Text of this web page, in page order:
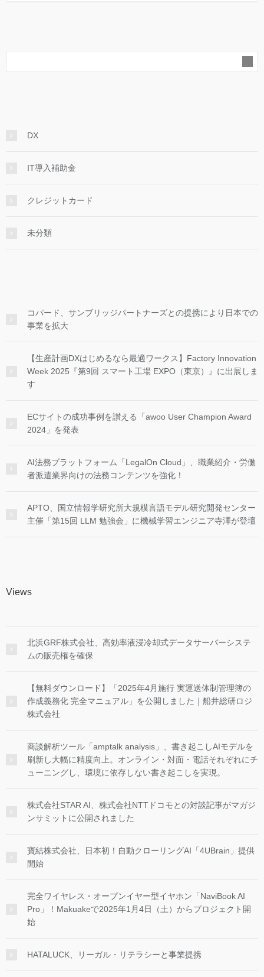
DX
IT導入補助金
クレジットカード
未分類
コパード、サンブリッジパートナーズとの提携により日本での
事業を拡大
【生産計画DXはじめるなら最適ワークス】Factory Innovation
Week 2025『第9回 スマート工場 EXPO（東京）』に出展しま
す
ECサイトの成功事例を讃える「awoo User Champion Award
2024」を発表
AI法務プラットフォーム「LegalOn Cloud」、職業紹介・労働
者派遣業界向けの法務コンテンツを強化！
APTO、国立情報学研究所大規模言語モデル研究開発センター
主催「第15回 LLM 勉強会」に機械学習エンジニア寺澤が登壇
Views
北浜GRF株式会社、高効率液浸冷却式データサーバーシステ
ムの販売権を確保
【無料ダウンロード】「2025年4月施行 実運送体制管理簿の
作成義務化 完全マニュアル」を公開しました｜船井総研ロジ
株式会社
商談解析ツール「amptalk analysis」、書き起こしAIモデルを
刷新し大幅に精度向上。オンライン・対面・電話それぞれにチ
ューニングし、環境に依存しない書き起こしを実現。
株式会社STAR AI、株式会社NTTドコモとの対談記事がマガジ
ンサミットに公開されました
寶結株式会社、日本初！自動クローリングAI「4UBrain」提供
開始
完全ワイヤレス・オープンイヤー型イヤホン「NaviBook AI
Pro」！Makuakeで2025年1月4日（土）からプロジェクト開
始
HATALUCK、リーガル・リテラシーと事業提携